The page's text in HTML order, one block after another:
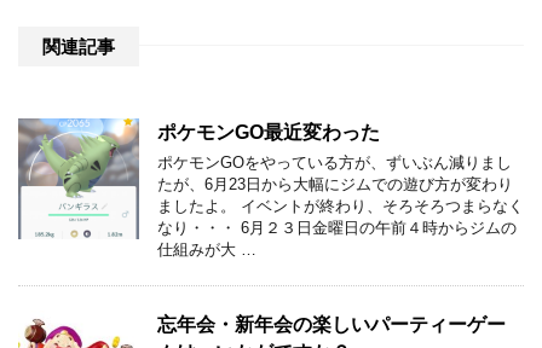
関連記事
ポケモンGO最近変わった
ポケモンGOをやっている方が、ずいぶん減りまし
たが、6月23日から大幅にジムでの遊び方が変わり
ましたよ。 イベントが終わり、そろそろつまらなく
なり・・・ 6月２３日金曜日の午前４時からジムの
仕組みが大 …
忘年会・新年会の楽しいパーティーゲー